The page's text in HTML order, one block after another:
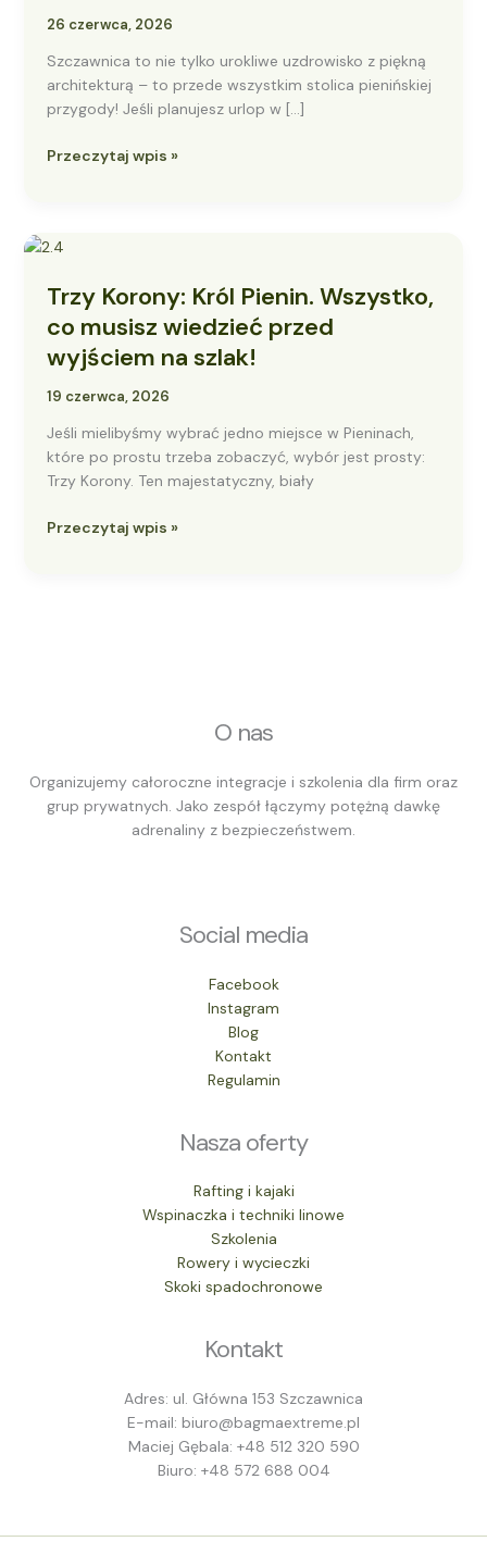
26 czerwca, 2026
Szczawnica to nie tylko urokliwe uzdrowisko z piękną
architekturą – to przede wszystkim stolica pienińskiej
przygody! Jeśli planujesz urlop w […]
Przeczytaj wpis »
Trzy Korony: Król Pienin. Wszystko,
co musisz wiedzieć przed
wyjściem na szlak!
19 czerwca, 2026
Jeśli mielibyśmy wybrać jedno miejsce w Pieninach,
które po prostu trzeba zobaczyć, wybór jest prosty:
Trzy Korony. Ten majestatyczny, biały
Trzy
Król
Pienin.
Wszystko,
co
musisz
przed
wyjściem
na
Przeczytaj wpis »
O nas
Organizujemy całoroczne integracje i szkolenia dla firm oraz
grup prywatnych. Jako zespół łączymy potężną dawkę
adrenaliny z bezpieczeństwem.
Social media
Facebook
Instagram
Blog
Kontakt
Regulamin
Nasza oferty
Rafting i kajaki
Wspinaczka i techniki linowe
Szkolenia
Rowery i wycieczki
Skoki spadochronowe
Kontakt
Adres: ul. Główna 153 Szczawnica
E-mail: biuro@bagmaextreme.pl
Maciej Gębala: +48 512 320 590
Biuro: +48 572 688 004